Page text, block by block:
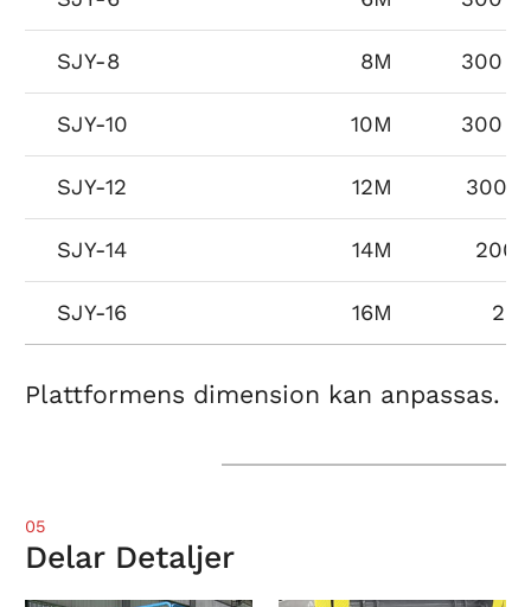
SJY-8 8M 300 ~
SJY-10 10M 300 ~
SJY-12 12M 300 ~
SJY-14 14M 200
SJY-16 16M
Plattformens dimension kan anpassas.
05
Delar Detaljer